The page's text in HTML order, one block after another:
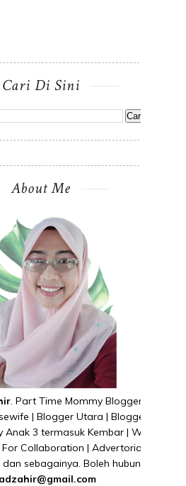
Cari Di Sini
About Me
. Part Time Mommy Blogger |
| Blogger Utara | Blogger
Anak 3 termasuk Kembar | Wife
Collaboration | Advertorial |
sebagainya. Boleh hubungi